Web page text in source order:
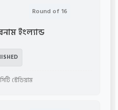
Round of 16
ইংল্যান্ড
স্টেডিয়াম